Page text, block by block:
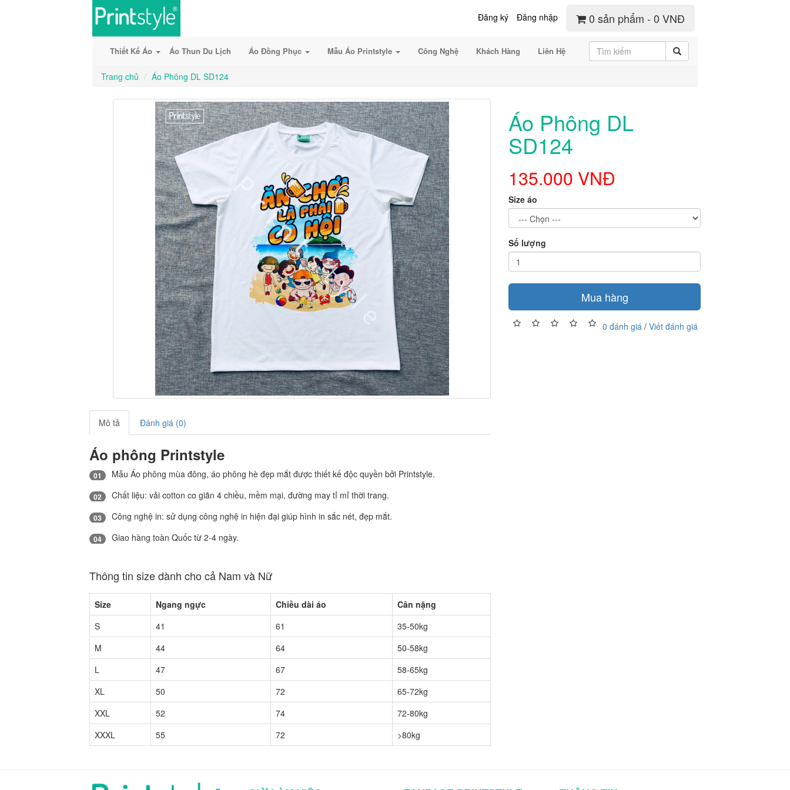
Đăng ký Đăng nhập 0 sản phẩm - 0 VNĐ
Thiết Kế Áo Áo Thun Du Lịch Áo Đồng Phục Mẫu Áo Printstyle Công Nghệ Khách Hàng Liên Hệ
Trang chủ Áo Phông DL SD124
Mô tả Đánh giá (0)
Áo phông Printstyle
01 Mẫu Áo phông mùa đông, áo phông hè đẹp mắt được thiết kế độc quyền bởi Printstyle.
02 Chất liệu: vải cotton co giãn 4 chiều, mềm mại, đường may tỉ mỉ thời trang.
03 Công nghệ in: sử dụng công nghệ in hiện đại giúp hình in sắc nét, đẹp mắt.
04 Giao hàng toàn Quốc từ 2-4 ngày.
Thông tin size dành cho cả Nam và Nữ
Size Ngang ngực Chiều dài áo
Cân nặng
S
41 61
35-50kg
M
44 64
50-58kg
L
47 67
58-65kg
XL
50 72
65-72kg
XXL
52 74
72-80kg
XXXL
55 72 >80kg
Áo Phông DL
SD124
135.000 VNĐ
Size áo
Số lượng
Mua hàng
0 đánh giá /Viết đánh giá